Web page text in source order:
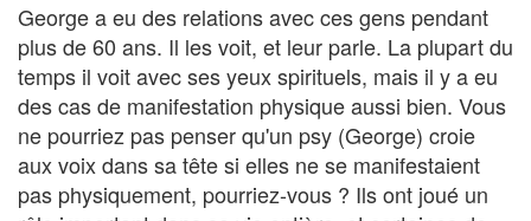
George a eu des relations avec ces gens pendant
plus de 60 ans. Il les voit, et leur parle. La plupart du
temps il voit avec ses yeux spirituels, mais il y a eu
des cas de manifestation physique aussi bien. Vous
ne pourriez pas penser qu'un psy (George) croie
aux voix dans sa tête si elles ne se manifestaient
pas physiquement, pourriez-vous ? Ils ont joué un